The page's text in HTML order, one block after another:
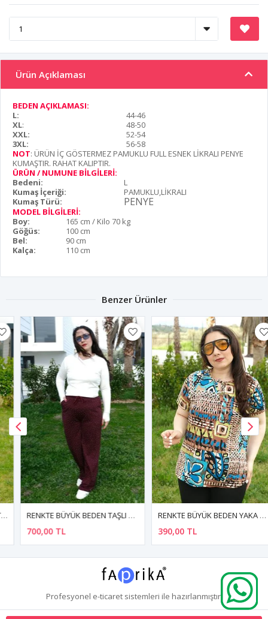
Ürün Açıklaması
BEDEN AÇIKLAMASI:
L:
44-46
XL:
48-50
XXL:
52-54
3XL:
56-58
NOT: ÜRÜN İÇ GÖSTERMEZ PAMUKLU FULL ESNEK LİKRALI PENYE
KUMAŞTIR. RAHAT KALIPTIR.
ÜRÜN / NUMUNE BİLGİLERİ:
Bedeni:
L
Kumaş İçeriği:
PAMUKLU,LİKRALI
Kumaş Türü:
PENYE
MODEL BİLGİLERİ:
Boy:
165 cm / Kilo 70 kg
Göğüs:
100 cm
Bel:
90 cm
Kalça:
110 cm
Benzer Ürünler
RENKTE BÜYÜK BEDEN TAŞLI MODAL BORDO EŞOFMAN ALTI
700,00 TL
RENKTE BÜYÜK BEDEN YAKA BAĞCIKLI BONCUKLU DESENLİ BLUZ
390,00 TL
Profesyonel e-ticaretsistemleri ile hazırlanmıştır.